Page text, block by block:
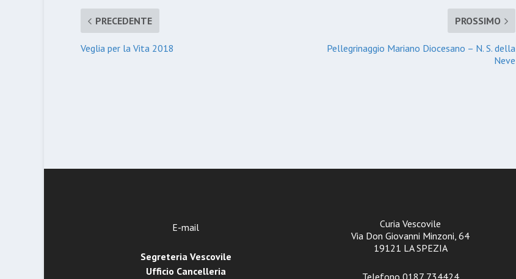
PRECEDENTE
Veglia per la Vita 2018
PROSSIMO
Pellegrinaggio Mariano Diocesano – N. S. della
Neve
E-mail
Segreteria Vescovile
Ufficio Cancelleria
Curia Vescovile
Via Don Giovanni Minzoni, 64
19121 LA SPEZIA